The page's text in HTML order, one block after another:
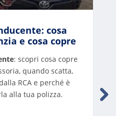
cosa
e cosa copre
: scopri cosa copre
quando scatta,
RCA e perché è
alla tua polizza.